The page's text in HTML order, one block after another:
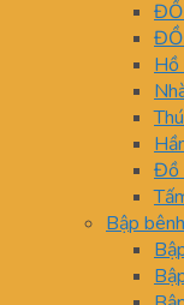
Hồ
Đồ
Bập